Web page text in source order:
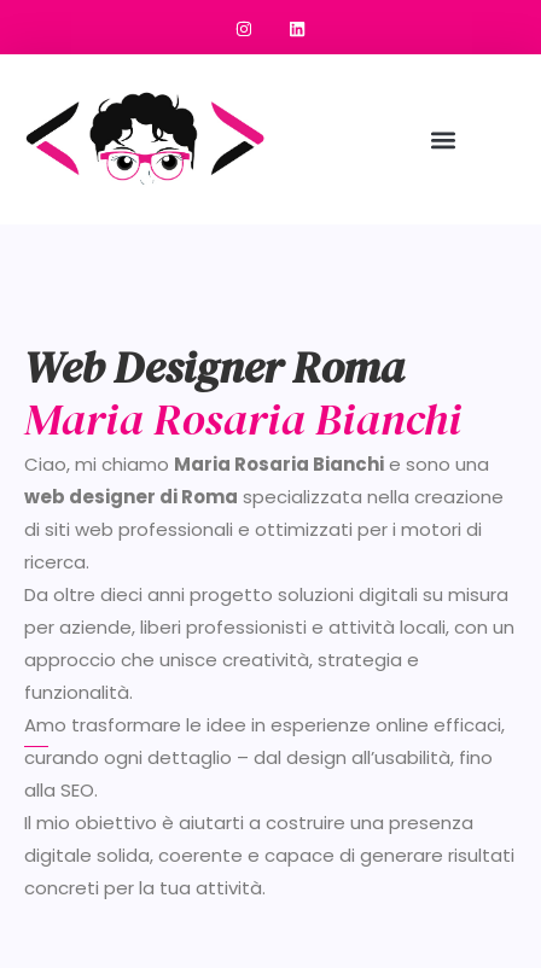
Web Designer Roma
Maria Rosaria Bianchi
Ciao, mi chiamo Maria Rosaria Bianchie sono una
web designer di Roma specializzata nella creazione
di siti web professionali e ottimizzati per i motori di
ricerca.
Da oltre dieci anni progetto soluzioni digitali su misura
per aziende, liberi professionisti e attività locali, con un
approccio che unisce creatività, strategia e
funzionalità.
Amo trasformare le idee in esperienze online efficaci,
curando ogni dettaglio – dal design all’usabilità, fino
alla SEO.
Il mio obiettivo è aiutarti a costruire una presenza
digitale solida, coerente e capace di generare risultati
concreti per la tua attività.